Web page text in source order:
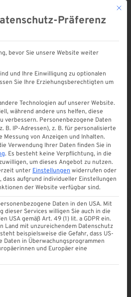
(DN 50 braun)
Stecken (DN 50
Mit
Präferenz
bevor Sie unsere Website weiter
und Ihre Einwilligung zu optionalen
Sie Ihre Erziehungsberechtigten um
Technologien auf unserer Website.
während andere uns helfen, diese
verbessern. Personenbezogene Daten
B. IP-Adressen), z. B. für personalisierte
Messung von Anzeigen und Inhalten.
Verwendung Ihrer Daten finden Sie in
. Es besteht keine Verpflichtung, in die
um dieses Angebot zu nutzen.
unter Einstellungen widerrufen oder
dass aufgrund individueller Einstellungen
der Website verfügbar sind.
Daten in den USA. Mit
dieser Services willigen Sie auch in die
USA gemäß Art. 49 (1) lit. a GDPR ein.
Land mit unzureichendem Datenschutz
beispielsweise die Gefahr, dass US-
Daten in Überwachungsprogrammen
und Europäer eine
Gruppen, für die eine